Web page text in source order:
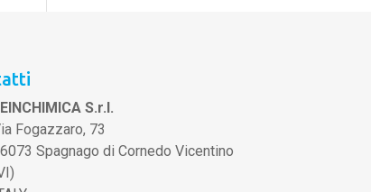
S.r.l.
Fogazzaro, 73
Spagnago di Cornedo Vicentino